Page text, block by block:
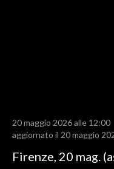
RISULTATI E CLASSIFICHE
CALCIO REGIONALE
20 maggio 2026 alle 12:00
aggiornato il 20 maggio
Firenze, 20 mag.